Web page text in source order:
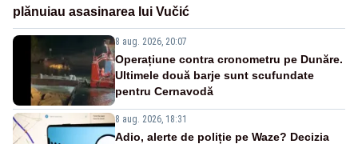
plănuiau asasinarea lui Vučić
8 aug. 2026, 20:07
Operațiune contra cronometru pe Dunăre.
Ultimele două barje sunt scufundate
pentru Cernavodă
8 aug. 2026, 18:31
Adio, alerte de poliție pe Waze? Decizia